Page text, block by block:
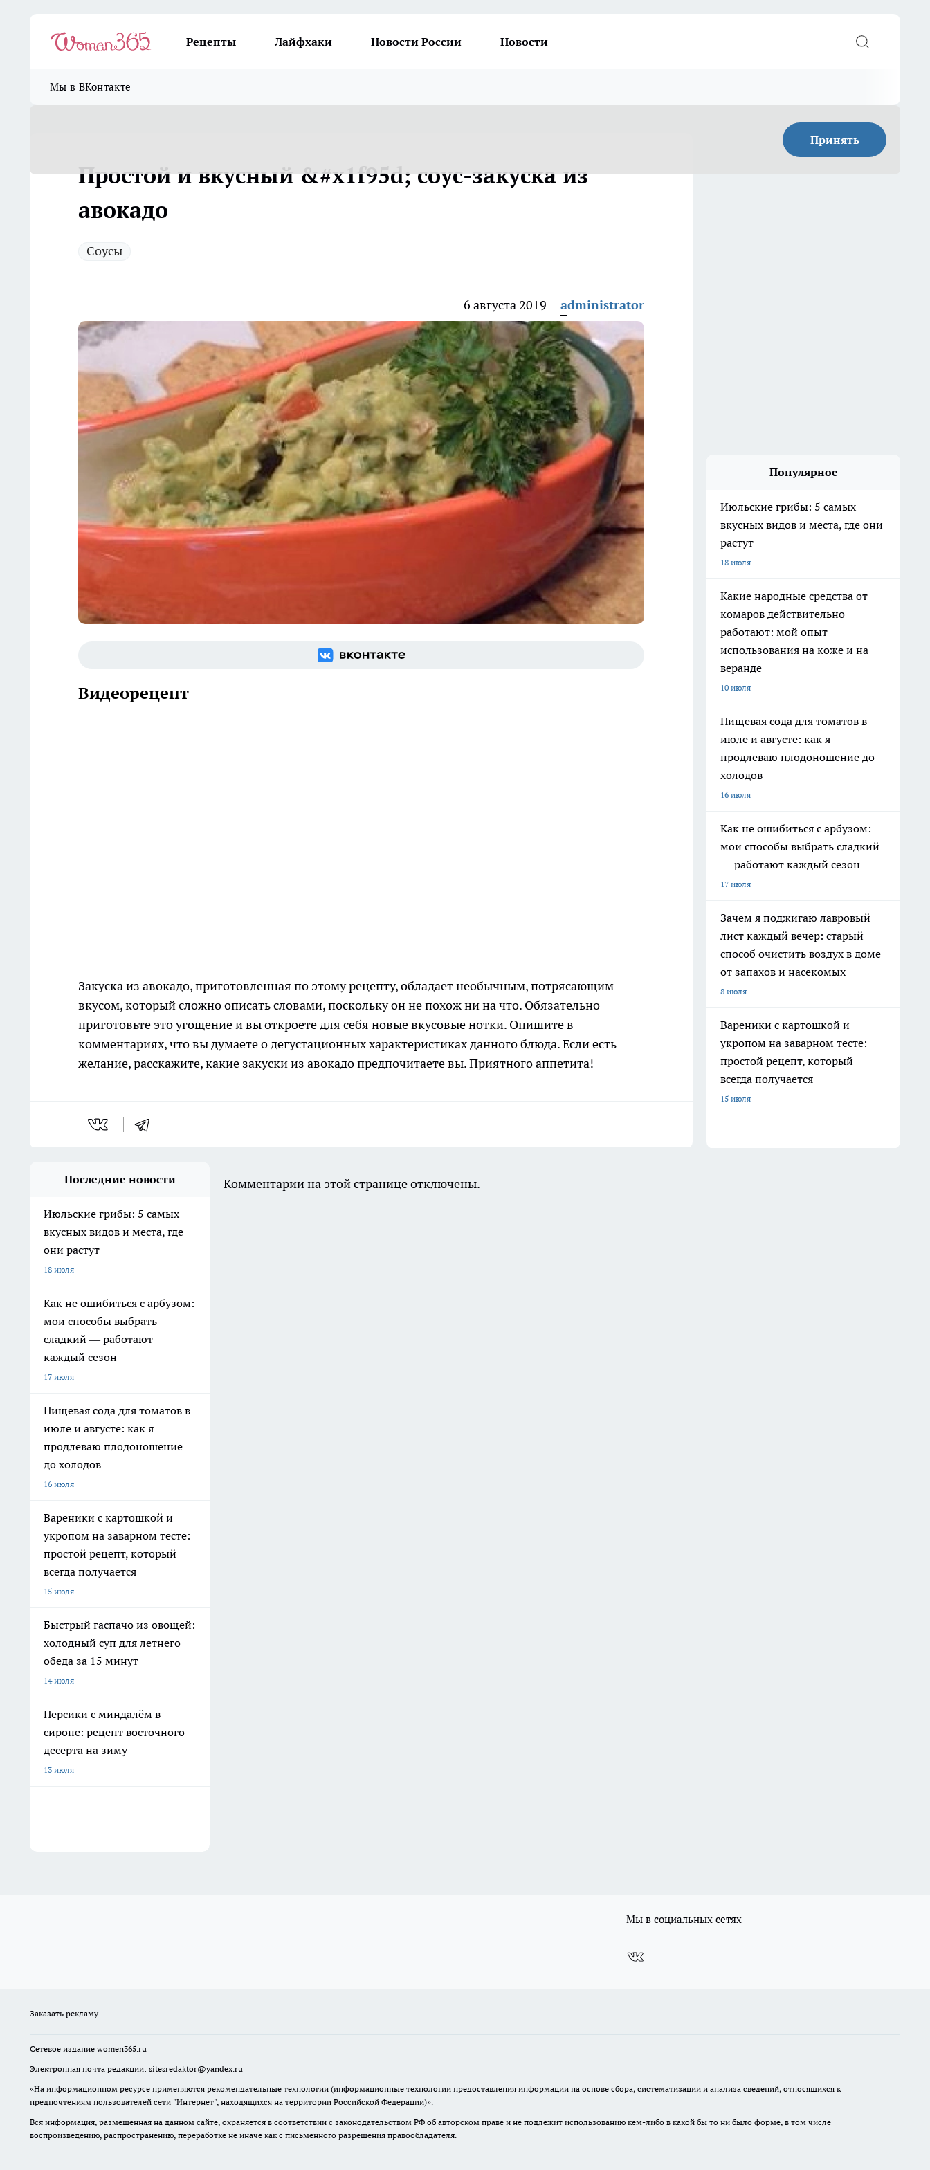
Рецепты Лайфхаки Новости России Новости
Мы в ВКонтакте
Принять
Простой и вкусный &#x1f95d; соус-закуска из
авокадо
Соусы
6 августа 2019 administrator
Видеорецепт
Закуска из авокадо, приготовленная по этому рецепту, обладает необычным, потрясающим
вкусом, который сложно описать словами, поскольку он не похож ни на что. Обязательно
приготовьте это угощение и вы откроете для себя новые вкусовые нотки. Опишите в
комментариях, что вы думаете о дегустационных характеристиках данного блюда. Если есть
желание, расскажите, какие закуски из авокадо предпочитаете вы. Приятного аппетита!
Популярное
Июльские грибы: 5 самых
вкусных видов и места, где они
растут
18 июля
Какие народные средства от
комаров действительно
работают: мой опыт
использования на коже и на
веранде
10 июля
Пищевая сода для томатов в
июле и августе: как я
продлеваю плодоношение до
холодов
16 июля
Как не ошибиться с арбузом:
мои способы выбрать сладкий
— работают каждый сезон
17 июля
Зачем я поджигаю лавровый
лист каждый вечер: старый
способ очистить воздух в доме
от запахов и насекомых
8 июля
Вареники с картошкой и
укропом на заварном тесте:
простой рецепт, который
всегда получается
15 июля
Последние новости
Июльские грибы: 5 самых
вкусных видов и места, где
они растут
18 июля
Как не ошибиться с арбузом:
мои способы выбрать
сладкий — работают
каждый сезон
17 июля
Пищевая сода для томатов в
июле и августе: как я
продлеваю плодоношение
до холодов
16 июля
Вареники с картошкой и
укропом на заварном тесте:
простой рецепт, который
всегда получается
15 июля
Быстрый гаспачо из овощей:
холодный суп для летнего
обеда за 15 минут
14 июля
Персики с миндалём в
сиропе: рецепт восточного
десерта на зиму
13 июля
Комментарии на этой странице отключены.
Мы в социальных сетях
Заказать рекламу
Сетевое издание women365.ru
Электронная почта редакции: sitesredaktor@yandex.ru
«На информационном ресурсе применяются рекомендательные технологии (информационные технологии предоставления информации на основе сбора, систематизации и анализа сведений, относящихся к
предпочтениям пользователей сети "Интернет", находящихся на территории Российской Федерации)».
Вся информация, размещенная на данном сайте, охраняется в соответствии с законодательством РФ об авторском праве и не подлежит использованию кем-либо в какой бы то ни было форме, в том числе
воспроизведению, распространению, переработке не иначе как с письменного разрешения правообладателя.